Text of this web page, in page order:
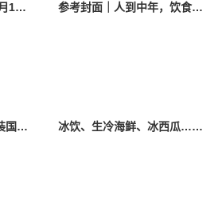
《咕噜比事务所》定档8月10日 聚焦儿童情绪教育助力健康成长 参考封面｜人到中年，饮食该如何调整？
海淘怕买到假？2026原装国产羊奶粉靠谱的正规品牌有哪些？ 冰饮、生冷海鲜、冰西瓜……泉州人夏季“标配”饮食极易引发胃肠炎